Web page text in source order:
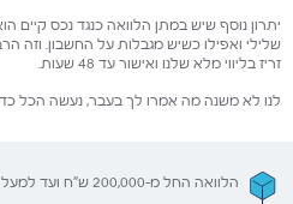
שלילי ואפילו כשיש מגבלות על החשבון. וזה
זריז בליווי מלא שלנו ואישור עד 48 שעות.
לנו לא משנה מה אמרו לך בעבר, נעשה הכל
הלוואה החל מ-200,000 ש"ח ועד למעלה ממיליון ש"ח